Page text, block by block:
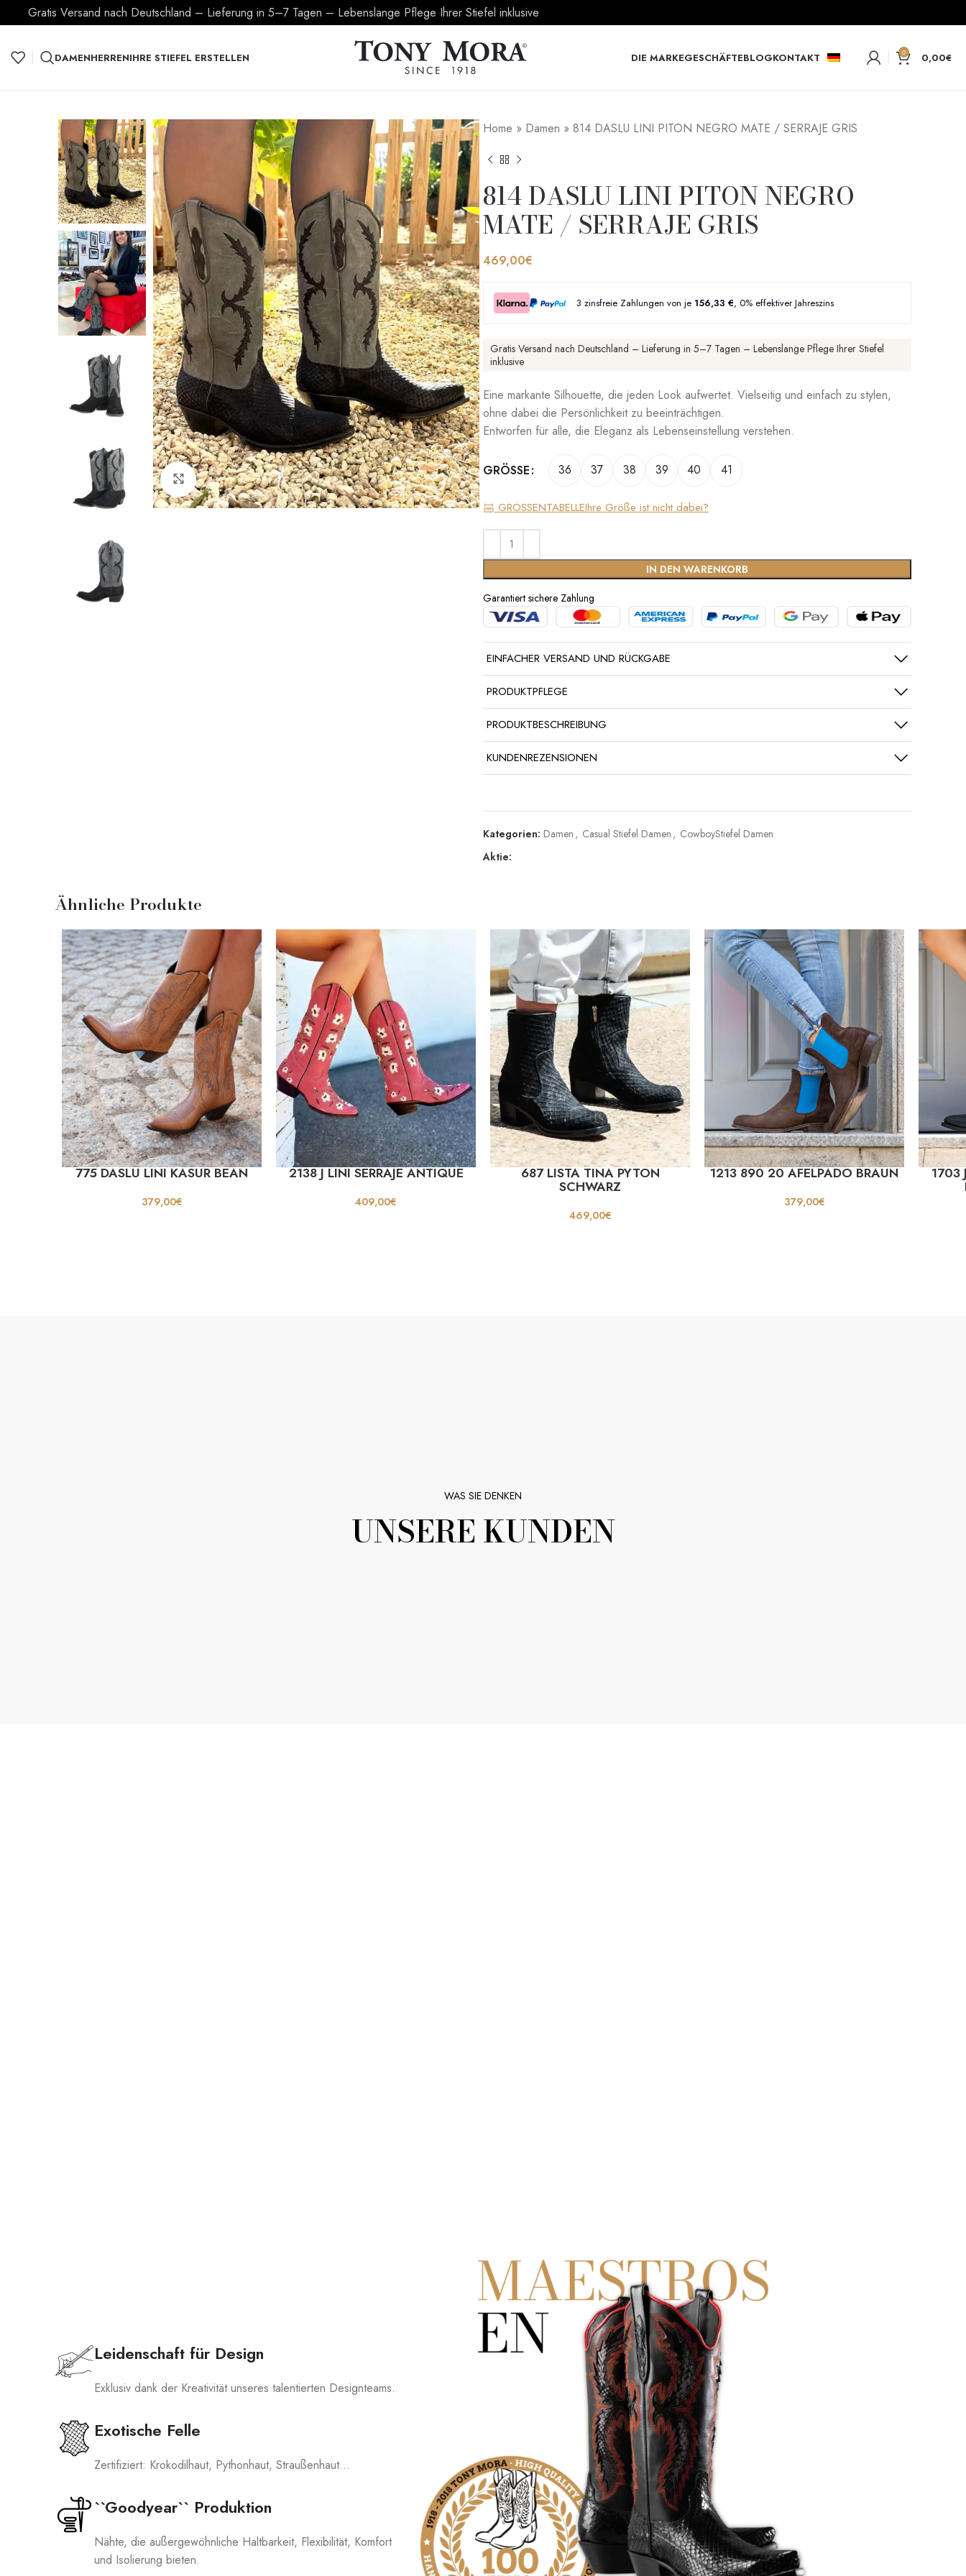
Gratis Versand nach Deutschland – Lieferung in 5–7 Tagen – Lebenslange Pflege Ihrer Stiefel inklusive
DAMENHERRENIHRE STIEFEL ERSTELLEN DIE MARKEGESCHÄFTEBLOGKONTAKT 0 0,00€
Click to enlarge
Home » Damen » 814 DASLU LINI PITON NEGRO MATE / SERRAJE GRIS
814 DASLU LINI PITON NEGRO
MATE / SERRAJE GRIS
469,00€
3 zinsfreie Zahlungen von je 156,33 €, 0% effektiver Jahreszins
Gratis Versand nach Deutschland – Lieferung in 5–7 Tagen – Lebenslange Pflege Ihrer Stiefel
inklusive
Eine markante Silhouette, die jeden Look aufwertet. Vielseitig und einfach zu stylen,
ohne dabei die Persönlichkeit zu beeinträchtigen.
Entworfen für alle, die Eleganz als Lebenseinstellung verstehen.
GRÖSSE 36 37 38 39 40 41
GRÖSSENTABELLEIhre Größe ist nicht dabei?
IN DEN WARENKORB
Garantiert sichere Zahlung
EINFACHER VERSAND UND RÜCKGABE
PRODUKTPFLEGE
PRODUKTBESCHREIBUNG
KUNDENREZENSIONEN
Kategorien: Damen , Casual Stiefel Damen , CowboyStiefel Damen
Aktie:
Ähnliche Produkte
775 DASLU LINI KASUR BEAN
379,00€
2138 J LINI SERRAJE ANTIQUE
409,00€
687 LISTA TINA PYTON
SCHWARZ
469,00€
1213 890 20 AFELPADO BRAUN
379,00€
1703
WAS SIE DENKEN
UNSERE KUNDEN
Leidenschaft für Design
Exklusiv dank der Kreativität unseres talentierten Designteams.
Exotische Felle
Zertifiziert: Krokodilhaut, Pythonhaut, Straußenhaut...
``Goodyear`` Produktion
Nähte, die außergewöhnliche Haltbarkeit, Flexibilität, Komfort
und Isolierung bieten.